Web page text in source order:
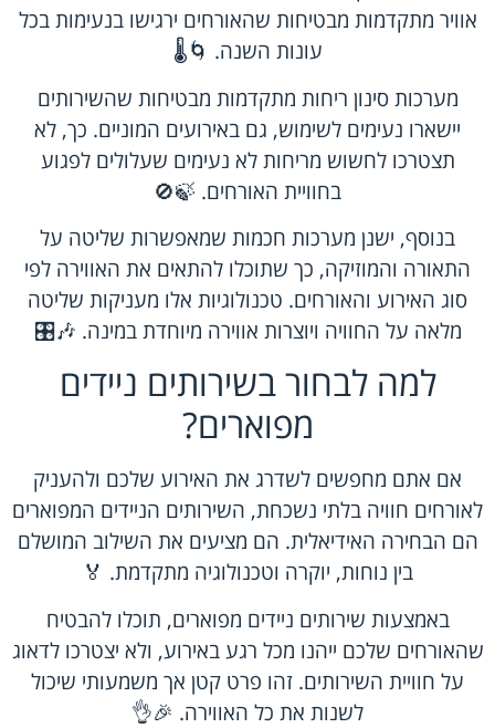
אוויר מתקדמות מבטיחות שהאורחים ירגישו בנעימות בכל
עונות השנה. 🌀🌡️
מערכות סינון ריחות מתקדמות מבטיחות שהשירותים
יישארו נעימים לשימוש, גם באירועים המוניים. כך, לא
תצטרכו לחשוש מריחות לא נעימים שעלולים לפגוע
בחוויית האורחים. 🍃🚫
בנוסף, ישנן מערכות חכמות שמאפשרות שליטה על
התאורה והמוזיקה, כך שתוכלו להתאים את האווירה לפי
סוג האירוע והאורחים. טכנולוגיות אלו מעניקות שליטה
מלאה על החוויה ויוצרות אווירה מיוחדת במינה. 🎶🎛️
למה לבחור בשירותים ניידים
מפוארים?
אם אתם מחפשים לשדרג את האירוע שלכם ולהעניק
לאורחים חוויה בלתי נשכחת, השירותים הניידים המפוארים
הם הבחירה האידיאלית. הם מציעים את השילוב המושלם
בין נוחות, יוקרה וטכנולוגיה מתקדמת. 🏅
באמצעות שירותים ניידים מפוארים, תוכלו להבטיח
שהאורחים שלכם ייהנו מכל רגע באירוע, ולא יצטרכו לדאוג
על חוויית השירותים. זהו פרט קטן אך משמעותי שיכול
לשנות את כל האווירה. 🎉👌